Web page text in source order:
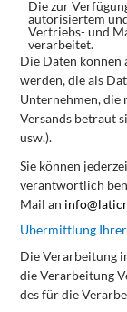
Diezur
autorisiertem
Vertriebs- und
verarbeitet.
Die Daten können
werden, die als
Unternehmen,die
Versands betraut
usw.).
Sie können
verantwortlich
Mail an
Übermittlung Ihrer
DieVerarbeitung
dieVerarbeitung
des für die